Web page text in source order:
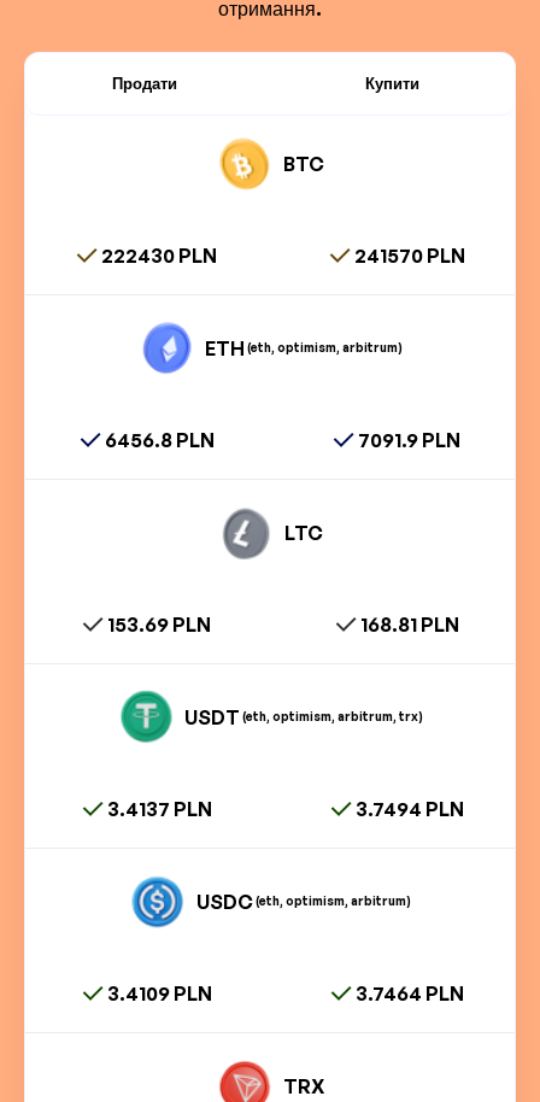
отримання.
Продати Купити
BTC
222430 PLN 241570 PLN
ETH (eth, optimism, arbitrum)
6456.8 PLN 7091.9 PLN
LTC
153.69 PLN 168.81 PLN
USDT (eth, optimism, arbitrum, trx)
3.4137 PLN 3.7494 PLN
USDC(eth, optimism, arbitrum)
3.4109 PLN 3.7464 PLN
TRX